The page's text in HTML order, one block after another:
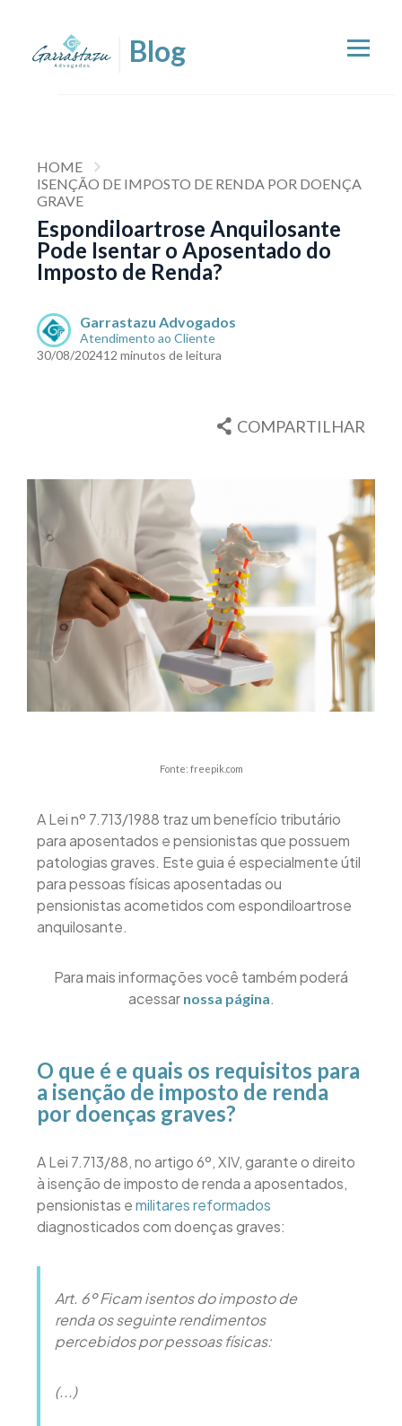
HOME
ISENÇÃO DE IMPOSTO DE RENDA POR DOENÇA
GRAVE
Espondiloartrose Anquilosante
Pode Isentar o Aposentado do
Imposto de Renda?
Garrastazu Advogados
Atendimento ao Cliente
30/08/202412 minutos de leitura
COMPARTILHAR
Fonte: freepik.com
A Lei nº 7.713/1988 traz um benefício tributário
para aposentados e pensionistas que possuem
patologias graves. Este guia é especialmente útil
para pessoas físicas aposentadas ou
pensionistas acometidos com espondiloartrose
anquilosante.
Para mais informações você também poderá
acessar nossa página.
O que é e quais os requisitos para
a isenção de imposto de renda
por doenças graves?
A Lei 7.713/88, no artigo 6º, XIV, garante o direito
à isenção de imposto de renda a aposentados,
pensionistas emilitares reformados
diagnosticados com doenças graves:
Art. 6º Ficam isentos do imposto de
renda os seguinte rendimentos
percebidos por pessoas físicas:
(...)